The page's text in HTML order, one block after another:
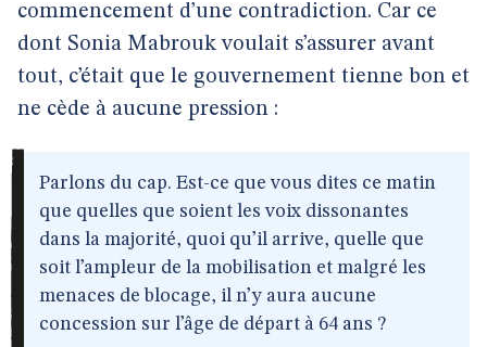
commencement d’une contradiction. Car ce
dont Sonia Mabrouk voulait s’assurer avant
tout, c’était que le gouvernement tienne bon et
ne cède à aucune pression :
Parlons du cap. Est-ce que vous dites ce matin
que quelles que soient les voix dissonantes
dans la majorité, quoi qu’il arrive, quelle que
soit l’ampleur de la mobilisation et malgré les
menaces de blocage, il n’y aura aucune
concession sur l’âge de départ à 64 ans ?